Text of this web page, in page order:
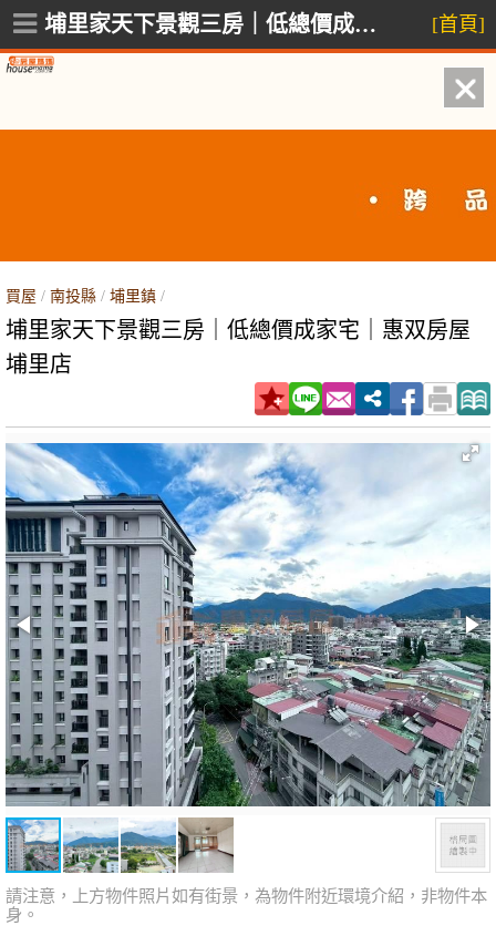
買屋 / 南投縣 / 埔里鎮 /
埔里家天下景觀三房｜低總價成家宅｜惠双房屋
埔里店
請注意，上方物件照片如有街景，為物件附近環境介紹，非物件本
身。
埔里家天下景觀三房｜低總價成家宅｜惠双房屋埔里店,埔里鎮南安路 [首頁]